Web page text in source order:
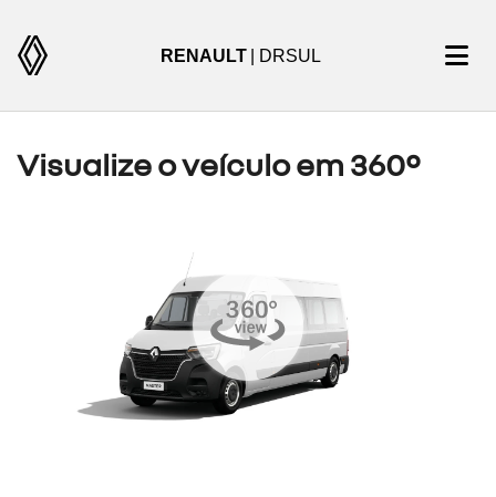
RENAULT | DRSUL
Visualize o veículo em 360°